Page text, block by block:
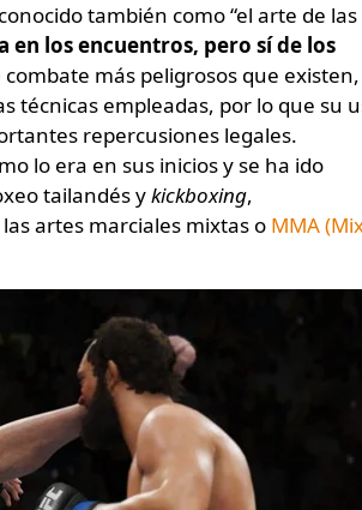
conocido también como “el arte de las
en los encuentros, pero sí de los
combate más peligrosos que existen,
técnicas empleadas, por lo que su
repercusiones legales.
lo era en sus inicios y se ha ido
tailandés ykickboxing,
artes marciales mixtas o MMA